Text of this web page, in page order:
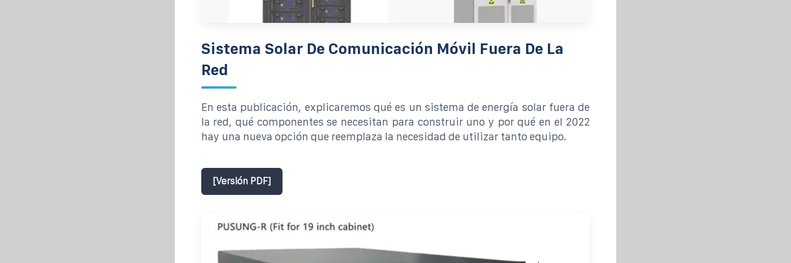
Sistema Solar De Comunicación Móvil Fuera De La
Red
En esta publicación, explicaremos qué es un sistema de energía solar fuera de
la red, qué componentes se necesitan para construir uno y por qué en el 2022
hay una nueva opción que reemplaza la necesidad de utilizar tanto equipo.
[Versión PDF]